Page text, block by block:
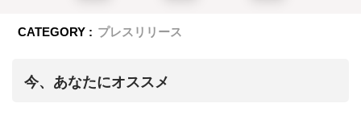
CATEGORY : プレスリリース
今、あなたにオススメ